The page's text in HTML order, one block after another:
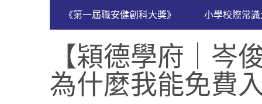
《第一屆職安健創科大獎》 小學校際常
【㯋德學府｜
為什麼我能免費